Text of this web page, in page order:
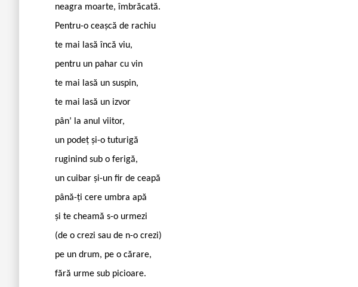
neagra moarte, îmbrăcată.
Pentru-o ceașcă de rachiu
te mai lasă încă viu,
pentru un pahar cu vin
te mai lasă un suspin,
te mai lasă un izvor
pân’ la anul viitor,
un podeț și-o tuturigă
ruginind sub o ferigă,
un cuibar și-un fir de ceapă
până-ți cere umbra apă
și te cheamă s-o urmezi
(de o crezi sau de n-o crezi)
pe un drum, pe o cărare,
fără urme sub picioare.